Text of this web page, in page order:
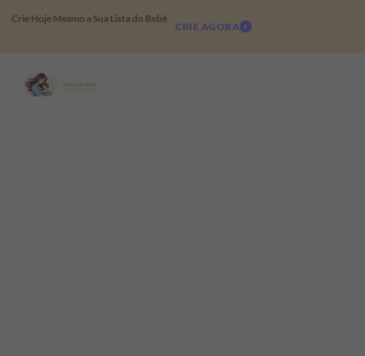
Crie Hoje Mesmo a Sua Lista do Bebê
CRIE AGORA